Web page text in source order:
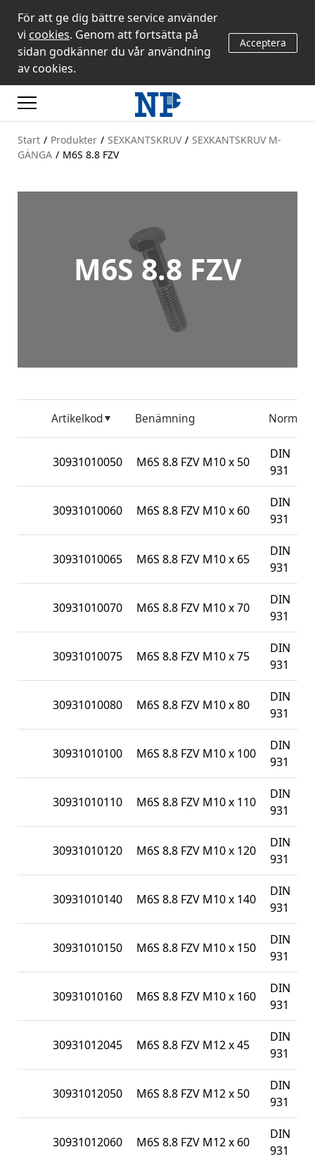
För att ge dig bättre service använder
vi cookies. Genom att fortsätta på
sidan godkänner du vår användning
av cookies.
Acceptera
Start / Produkter / SEXKANTSKRUV / SEXKANTSKRUV M-
GÄNGA / M6S 8.8 FZV
M6S 8.8 FZV
Artikelkod Benämning Norm
30931010050 M6S 8.8 FZV M10 x 50
DIN
931
30931010060 M6S 8.8 FZV M10 x 60
DIN
931
30931010065 M6S 8.8 FZV M10 x 65
DIN
931
30931010070 M6S 8.8 FZV M10 x 70
DIN
931
30931010075 M6S 8.8 FZV M10 x 75
DIN
931
30931010080 M6S 8.8 FZV M10 x 80
DIN
931
30931010100 M6S 8.8 FZV M10 x 100
DIN
931
30931010110 M6S 8.8 FZV M10 x 110
DIN
931
30931010120 M6S 8.8 FZV M10 x 120
DIN
931
30931010140 M6S 8.8 FZV M10 x 140
DIN
931
30931010150 M6S 8.8 FZV M10 x 150
DIN
931
30931010160 M6S 8.8 FZV M10 x 160
DIN
931
30931012045 M6S 8.8 FZV M12 x 45
DIN
931
30931012050 M6S 8.8 FZV M12 x 50
DIN
931
30931012060 M6S 8.8 FZV M12 x 60
DIN
931